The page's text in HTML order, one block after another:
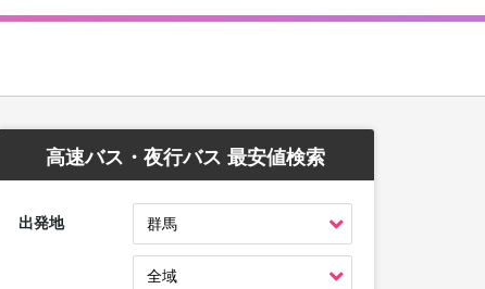
高速バス・夜行バス 最安値検索
出発地